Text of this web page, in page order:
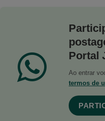
Portal
Ao entrar
termos de